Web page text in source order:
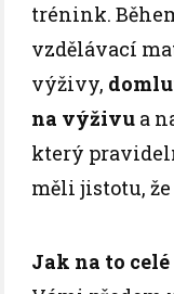
trénink.
vzdělávací
výživy,
na výživu a
který
měli jistotu,
Jak na to